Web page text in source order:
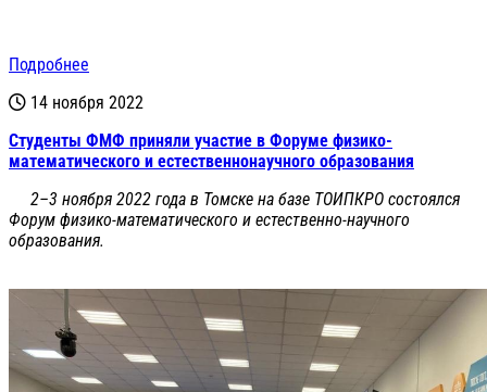
Подробнее
14 ноября 2022
Студенты ФМФ приняли участие в Форуме физико-
математического и естественнонаучного образования
2–3 ноября 2022 года в Томске на базе ТОИПКРО состоялся
Форум физико-математического и естественно-научного
образования.